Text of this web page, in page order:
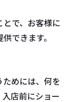
で、お客様に
できます。
めには、何を
店前にショー